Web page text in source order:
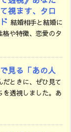
視ます、タロ
結婚相手と結婚に
格や特徴、恋愛のタ
見る「あの人
だときに、ぜひ見て
を透視しました。あ